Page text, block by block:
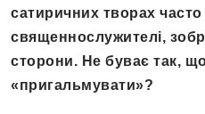
сатиричних творах
священнослужителі,
сторони. Не буває так,
«пригальмувати»?